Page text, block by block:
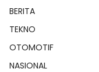
BERITA
TEKNO
OTOMOTIF
NASIONAL